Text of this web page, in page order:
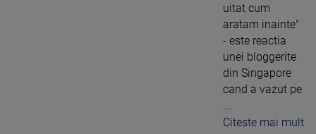
uitat cum
aratam inainte"
- este reactia
unei bloggerite
din Singapore
cand a vazut pe
Citeste mai mult